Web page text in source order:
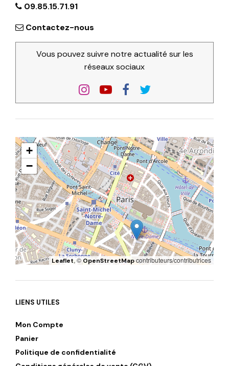
09.85.15.71.91
Contactez-nous
Vous pouvez suivre notre actualité sur les
réseaux sociaux
+
−
Leaflet, ©OpenStreetMapcontributeurs/contributrices
LIENS UTILES
Mon Compte
Panier
Politique de confidentialité